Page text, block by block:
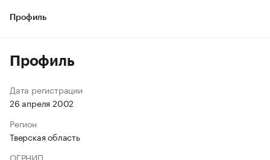
Профиль
Профиль
Дата регистрации
26 апреля 2002
Регион
Тверская область
ОГРНИП